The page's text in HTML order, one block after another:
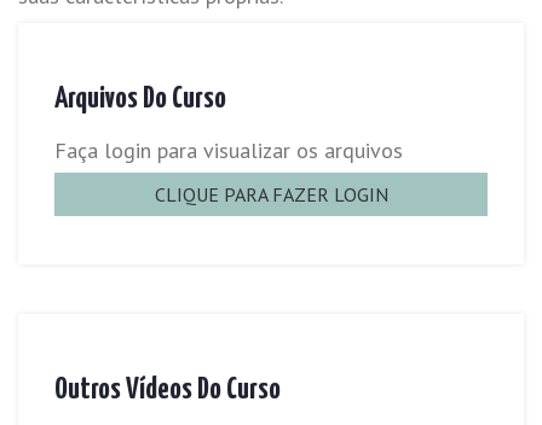
Arquivos Do Curso
Faça login para visualizar os arquivos
CLIQUE PARA FAZER LOGIN
Outros Vídeos Do Curso